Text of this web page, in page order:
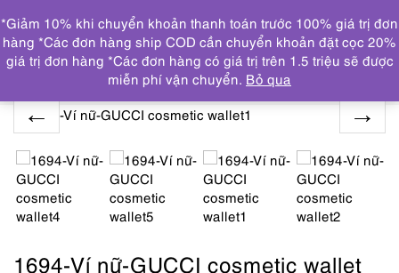
DANH MỤC
Trang chủ THƯƠNG HIỆU NỔI BẬT GUCCI
1694-Ví
nữ-GUCCI cosmetic wallet
1694-Ví nữ-GUCCI cosmetic wallet
*Giảm 10% khi chuyển khoản thanh toán trước 100% giá trị đơn
hàng *Các đơn hàng ship COD cần chuyển khoản đặt cọc 20%
giá trị đơn hàng *Các đơn hàng có giá trị trên 1.5 triệu sẽ được
miễn phí vận chuyển. Bỏ qua